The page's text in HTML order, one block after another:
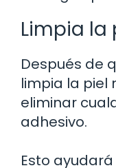
Limpia la
Después de
limpia la piel
eliminar
adhesivo.
Esto